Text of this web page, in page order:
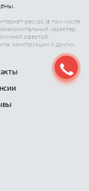
ресурс (в том числе
характер,
офертой.
конструкции и других